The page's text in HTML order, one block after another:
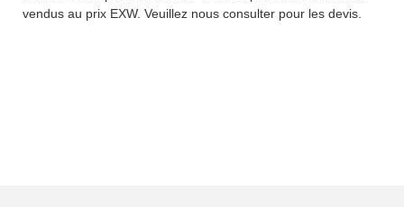
vendus au prix EXW. Veuillez nous consulter pour les devis.